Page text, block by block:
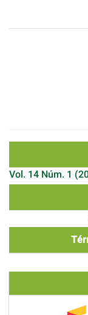
Vol. 14 Núm. 1